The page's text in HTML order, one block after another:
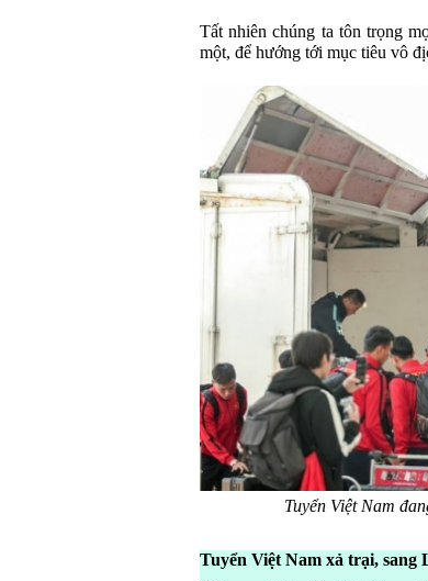
Tất nhiên chúng ta tôn trọng
một, để hướng tới mục tiêu vô
Tuyển Việt Nam
Tuyển Việt Nam xả trại, sang